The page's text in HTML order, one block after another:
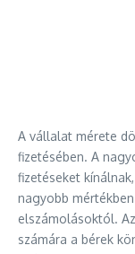
A vállalat mérete
fizetésében. A
fizetéseket
nagyobb
elszámolásoktól.
számára a bérek